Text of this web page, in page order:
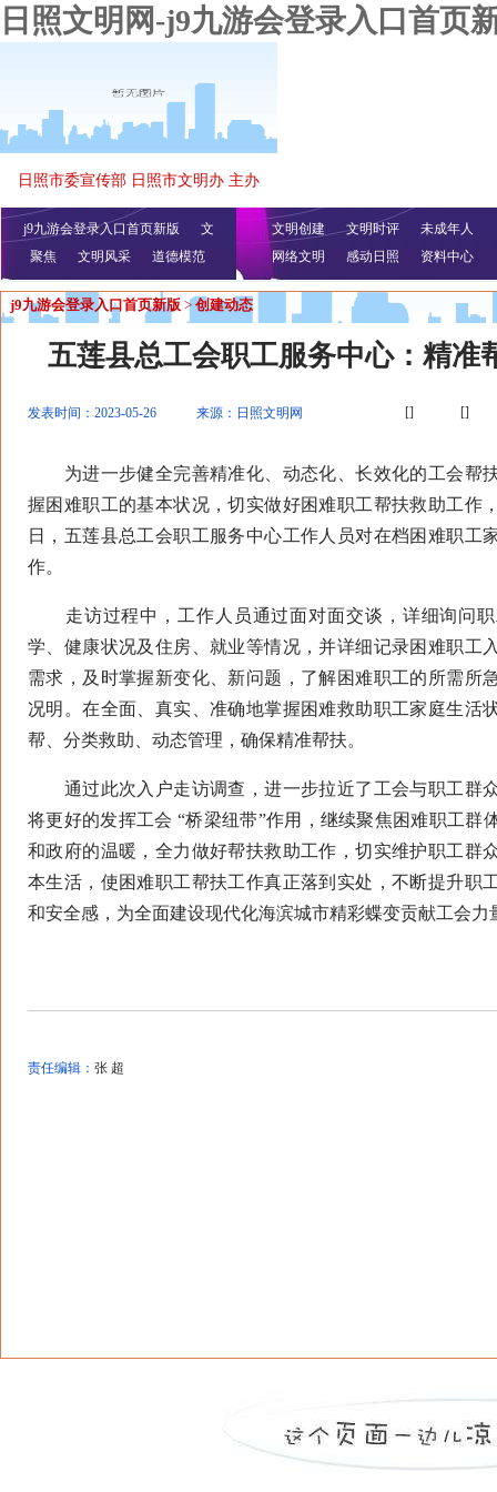
日照文明网-j9九游会登录入口首页
日照市委宣传部 日照市文明办 主办
j9九游会登录入口首页新版
文
明播报
公益视频
聚焦 文明风采 道德模范
文明创建 文明时评
未成年人
网络文明
感动日照 资料中心
j9九游会登录入口首页新版 > 创建动态
五莲县总工会职工服务中心：精准
发表时间：2023-05-26 来源：日照文明网 [] []
为进一步健全完善精准化、动态化、长效化的工会帮
握困难职工的基本状况，切实做好困难职工帮扶救助工作
日，五莲县总工会职工服务中心工作人员对在档困难职工
作。
走访过程中，工作人员通过面对面交谈，详细询问职
学、健康状况及住房、就业等情况，并详细记录困难职工
需求，及时掌握新变化、新问题，了解困难职工的所需所
况明。在全面、真实、准确地掌握困难救助职工家庭生活
帮、分类救助、动态管理，确保精准帮扶。
通过此次入户走访调查，进一步拉近了工会与职工群
将更好的发挥工会 “桥梁纽带”作用，继续聚焦困难职工群
和政府的温暖，全力做好帮扶救助工作，切实维护职工群
本生活，使困难职工帮扶工作真正落到实处，不断提升职
和安全感，为全面建设现代化海滨城市精彩蝶变贡献工会力
责任编辑： 张 超